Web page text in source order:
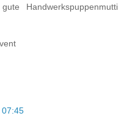
Handwerkspuppenmutti
07:45